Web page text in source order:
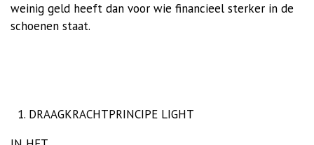
weinig geld heeft dan voor wie financieel sterker in de
schoenen staat.
DRAAGKRACHTPRINCIPE LIGHT